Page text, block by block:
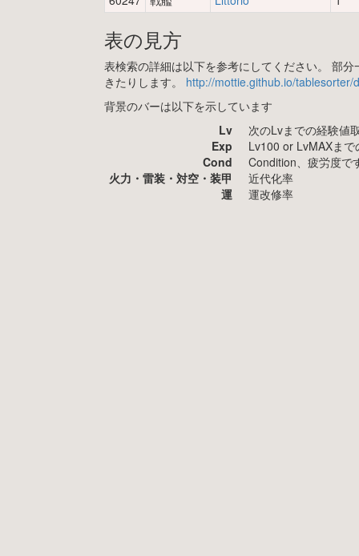
表の見方
表検索の詳細は以下を参考にしてください。 部
きたりします。 http://mottie.github.io/
背景のバーは以下を示しています
Lv
次のLvまでの経験値
Exp
Lv100 or LvMAXま
Cond
Condition、疲労度で
火力・雷装・対空・装甲
近代化率
運
運改修率